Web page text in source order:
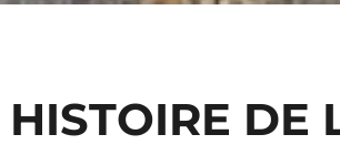
HISTOIRE DE